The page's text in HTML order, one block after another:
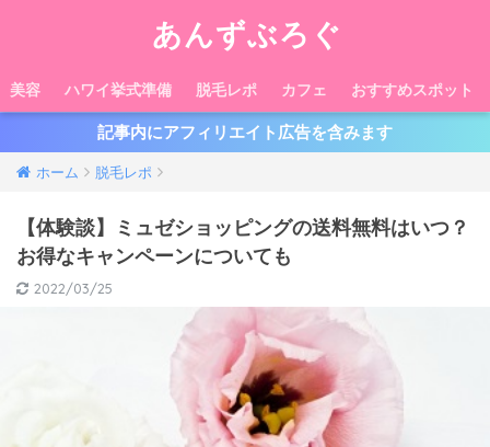
あんずぶろぐ
美容 ハワイ挙式準備 脱毛レポ カフェ おすすめスポット
記事内にアフィリエイト広告を含みます
ホーム 脱毛レポ
【体験談】ミュゼショッピングの送料無料はいつ？
お得なキャンペーンについても
2022/03/25